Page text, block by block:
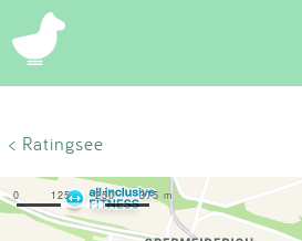
Eintragen
< Ratingsee